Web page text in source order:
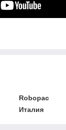
Robopac
Италия